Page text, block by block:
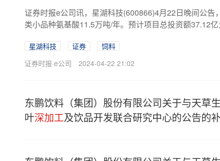
证券时报e公司讯，星湖科技(600866)4月22日晚间公告
类小品种氨基酸11.5万吨/年。预计项目总投资额37.12
星湖科技 证券
饲料
证券时报·e公司
2024-04-22 21:02
东鹏饮料（集团）股份有限公司关于与天草
叶深加工及饮品开发联合研究中心的公告的